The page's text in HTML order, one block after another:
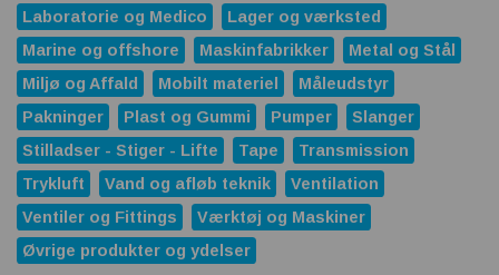
Laboratorie og Medico
Lager og værksted
Marine og offshore
Maskinfabrikker
Metal og Stål
Miljø og Affald
Mobilt materiel
Måleudstyr
Pakninger
Plast og Gummi Pumper
Slanger
Stilladser - Stiger - Lifte
Tape
Transmission
Trykluft
Vand og afløb teknik
Ventilation
Ventiler og Fittings
Værktøj og Maskiner
Øvrige produkter og ydelser